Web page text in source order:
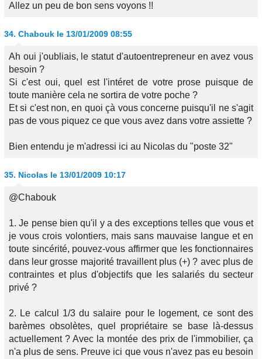
Allez un peu de bon sens voyons !!
34. Chabouk le 13/01/2009 08:55
Ah oui j'oubliais, le statut d'autoentrepreneur en avez vous
besoin ?
Si c'est oui, quel est l'intéret de votre prose puisque de
toute manière cela ne sortira de votre poche ?
Et si c'est non, en quoi çà vous concerne puisqu'il ne s'agit
pas de vous piquez ce que vous avez dans votre assiette ?
Bien entendu je m'adressi ici au Nicolas du "poste 32"
35. Nicolas le 13/01/2009 10:17
@Chabouk
1. Je pense bien qu'il y a des exceptions telles que vous et
je vous crois volontiers, mais sans mauvaise langue et en
toute sincérité, pouvez-vous affirmer que les fonctionnaires
dans leur grosse majorité travaillent plus (+) ? avec plus de
contraintes et plus d'objectifs que les salariés du secteur
privé ?
2. Le calcul 1/3 du salaire pour le logement, ce sont des
barèmes obsolètes, quel propriétaire se base là-dessus
actuellement ? Avec la montée des prix de l'immobilier, ça
n'a plus de sens. Preuve ici que vous n'avez pas eu besoin